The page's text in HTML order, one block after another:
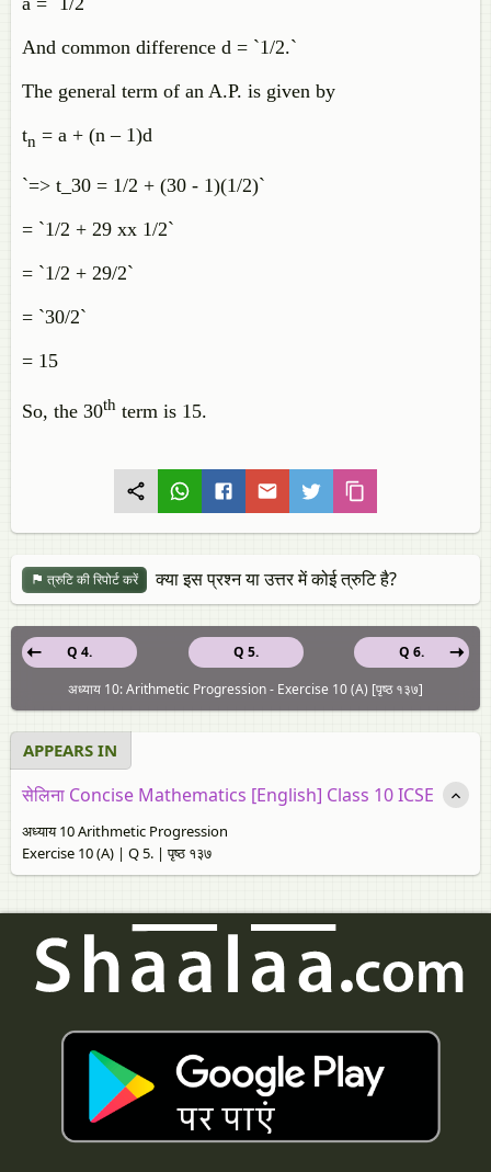
And common difference d = `1/2.`
The general term of an A.P. is given by
tn = a + (n – 1)d
`=> t_30 = 1/2 + (30 - 1)(1/2)`
= `1/2 + 29 xx 1/2`
= `1/2 + 29/2`
= `30/2`
= 15
So, the 30th term is 15.
त्रुटि की रिपोर्ट करें क्या इस प्रश्न या उत्तर में कोई त्रुटि है?
Q 5.
Q 4.
Q 6.
अध्याय 10: Arithmetic Progression - Exercise 10 (A) [पृष्ठ १३७]
APPEARS IN
सेलिना Concise Mathematics [English] Class 10 ICSE
अध्याय 10 Arithmetic Progression
Exercise 10 (A) | Q 5. | पृष्ठ १३७